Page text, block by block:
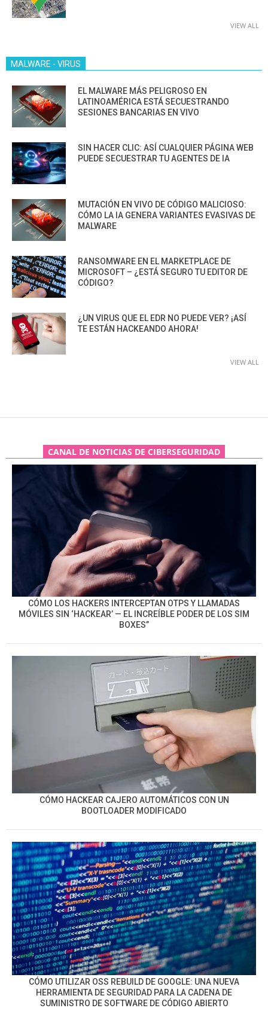
VIEW ALL
MALWARE - VIRUS
EL MALWARE MÁS PELIGROSO EN
LATINOAMÉRICA ESTÁ SECUESTRANDO
SESIONES BANCARIAS EN VIVO
SIN HACER CLIC: ASÍ CUALQUIER PÁGINA WEB
PUEDE SECUESTRAR TU AGENTES DE IA
MUTACIÓN EN VIVO DE CÓDIGO MALICIOSO:
CÓMO LA IA GENERA VARIANTES EVASIVAS DE
MALWARE
RANSOMWARE EN EL MARKETPLACE DE
MICROSOFT – ¿ESTÁ SEGURO TU EDITOR DE
CÓDIGO?
¿UN VIRUS QUE EL EDR NO PUEDE VER? ¡ASÍ
TE ESTÁN HACKEANDO AHORA!
VIEW ALL
CANAL DE NOTICIAS DE CIBERSEGURIDAD
CÓMO LOS HACKERS INTERCEPTAN OTPS Y LLAMADAS
MÓVILES SIN ‘HACKEAR’ — EL INCREÍBLE PODER DE LOS SIM
BOXES”
CÓMO HACKEAR CAJERO AUTOMÁTICOS CON UN
BOOTLOADER MODIFICADO
CÓMO UTILIZAR OSS REBUILD DE GOOGLE: UNA NUEVA
HERRAMIENTA DE SEGURIDAD PARA LA CADENA DE
SUMINISTRO DE SOFTWARE DE CÓDIGO ABIERTO